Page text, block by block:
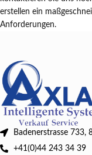
erstellen ein
Anforderungen.
Badenerstrasse 733,
+41(0)44 243 34 39